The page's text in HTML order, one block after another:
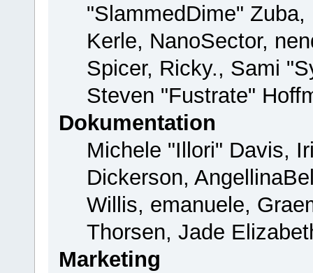
"SlammedDime"
Kerle, NanoSector,
Spicer, Ricky., Sami
Steven "Fustrate"
Dokumentation
Michele "Illori" Davis,
Dickerson,
Willis, emanuele,
Thorsen, Jade
Marketing